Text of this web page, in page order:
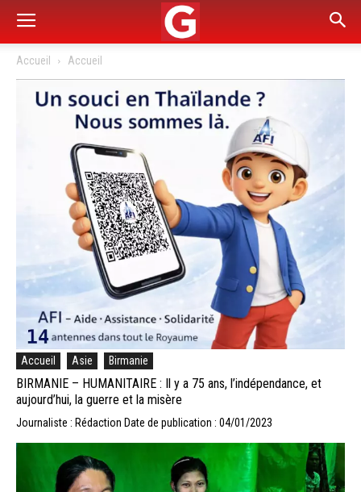
Accueil Accueil
Accueil Asie Birmanie
BIRMANIE – HUMANITAIRE : Il y a 75 ans, l’indépendance, et
aujourd’hui, la guerre et la misère
Journaliste : Rédaction Date de publication : 04/01/2023